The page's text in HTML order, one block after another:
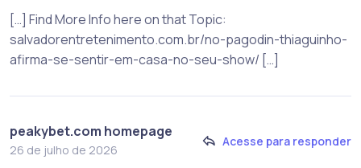
[…] Find More Info here on that Topic:
salvadorentretenimento.com.br/no-pagodin-thiaguinho-
afirma-se-sentir-em-casa-no-seu-show/ […]
peakybet.com homepage
26 de julho de 2026
Acesse para responder